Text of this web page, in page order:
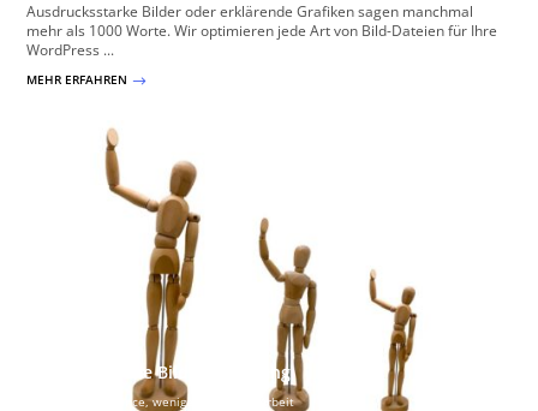
Ausdrucksstarke Bilder oder erklärende Grafiken sagen manchmal
mehr als 1000 Worte. Wir optimieren jede Art von Bild-Dateien für Ihre
WordPress ...
MEHR ERFAHREN $
Automatische Bildoptimierung
Mehr Performance, weniger manuelle Arbeit